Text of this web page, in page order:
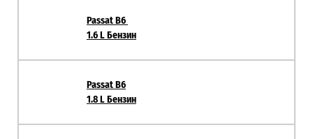
Passat B6
1.6 L Бензин
Passat B6
1.8 L Бензин